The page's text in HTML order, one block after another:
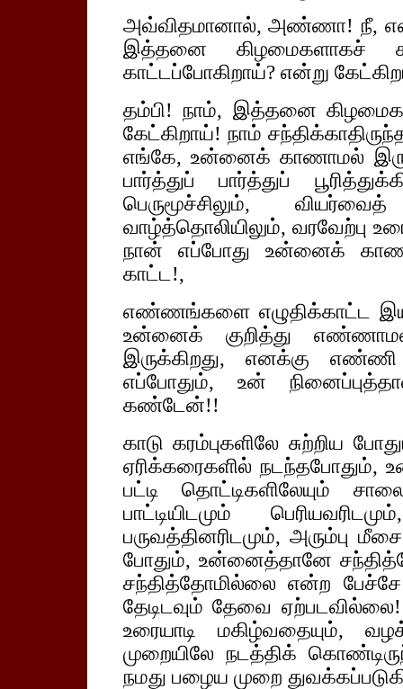
அவ்விதமானால், அண்ணா! நீ,
இத்தனை கிழமைகளாகச்
காட்டப்போகிறாய்? என்று
தம்பி! நாம், இத்தனை
கேட்கிறாய்! நாம்
எங்கே, உன்னைக் காணாமல்
பார்த்துப் பார்த்துப்
பெருமூச்சிலும்,
வாழ்த்தொலியிலும்,
நான் எப்போது உன்னைக்
காட்ட!,
எண்ணங்களை எழுதிக்காட்ட
உன்னைக் குறித்து
இருக்கிறது, எனக்கு
எப்போதும், உன்
கண்டேன்!!
காடு கரம்புகளிலே சுற்றிய
ஏரிக்கரைகளில்
பட்டி தொட்டிகளிலேயும்
பாட்டியிடமும்
பருவத்தினரிடமும், அரும்பு
போதும், உன்னைத்தானே
சந்தித்தோமில்லை என்ற
தேடிடவும் தேவை
உரையாடி மகிழ்வதையும்,
முறையிலே நடத்திக்
நமது பழைய முறை